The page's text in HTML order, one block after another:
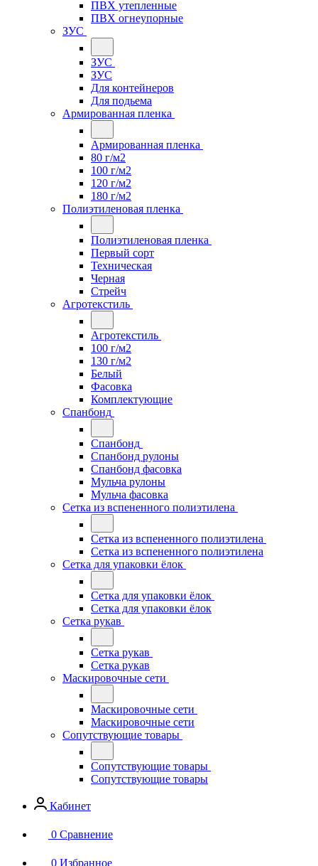
ПВХ утепленные
ПВХ огнеупорные
ЗУС
ЗУС
ЗУС
Для контейнеров
Для подьема
Армированная пленка
Армированная пленка
80 г/м2
100 г/м2
120 г/м2
180 г/м2
Полиэтиленовая пленка
Полиэтиленовая пленка
Первый сорт
Техническая
Черная
Стрейч
Агротекстиль
Агротекстиль
100 г/м2
130 г/м2
Белый
Фасовка
Комплектующие
Спанбонд
Спанбонд
Спанбонд рулоны
Спанбонд фасовка
Мульча рулоны
Мульча фасовка
Сетка из вспененного полиэтилена
Сетка из вспененного полиэтилена
Сетка из вспененного полиэтилена
Сетка для упаковки ёлок
Сетка для упаковки ёлок
Сетка для упаковки ёлок
Сетка рукав
Сетка рукав
Сетка рукав
Маскировочные сети
Маскировочные сети
Маскировочные сети
Сопутствующие товары
Сопутствующие товары
Сопутствующие товары
Кабинет
0 Сравнение
0 Избранное